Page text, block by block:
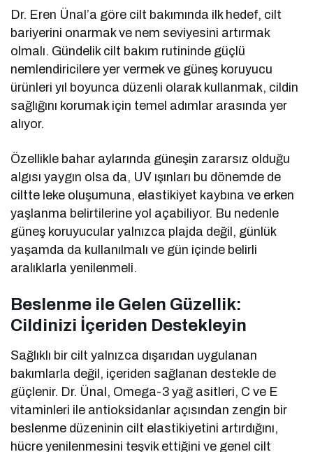
Dr. Eren Ünal’a göre cilt bakımında ilk hedef, cilt
bariyerini onarmak ve nem seviyesini artırmak
olmalı. Gündelik cilt bakım rutininde güçlü
nemlendiricilere yer vermek ve güneş koruyucu
ürünleri yıl boyunca düzenli olarak kullanmak, cildin
sağlığını korumak için temel adımlar arasında yer
alıyor.
Özellikle bahar aylarında güneşin zararsız olduğu
algısı yaygın olsa da, UV ışınları bu dönemde de
ciltte leke oluşumuna, elastikiyet kaybına ve erken
yaşlanma belirtilerine yol açabiliyor. Bu nedenle
güneş koruyucular yalnızca plajda değil, günlük
yaşamda da kullanılmalı ve gün içinde belirli
aralıklarla yenilenmeli.
Beslenme ile Gelen Güzellik:
Cildinizi İçeriden Destekleyin
Sağlıklı bir cilt yalnızca dışarıdan uygulanan
bakımlarla değil, içeriden sağlanan destekle de
güçlenir. Dr. Ünal, Omega-3 yağ asitleri, C ve E
vitaminleri ile antioksidanlar açısından zengin bir
beslenme düzeninin cilt elastikiyetini artırdığını,
hücre yenilenmesini teşvik ettiğini ve genel cilt